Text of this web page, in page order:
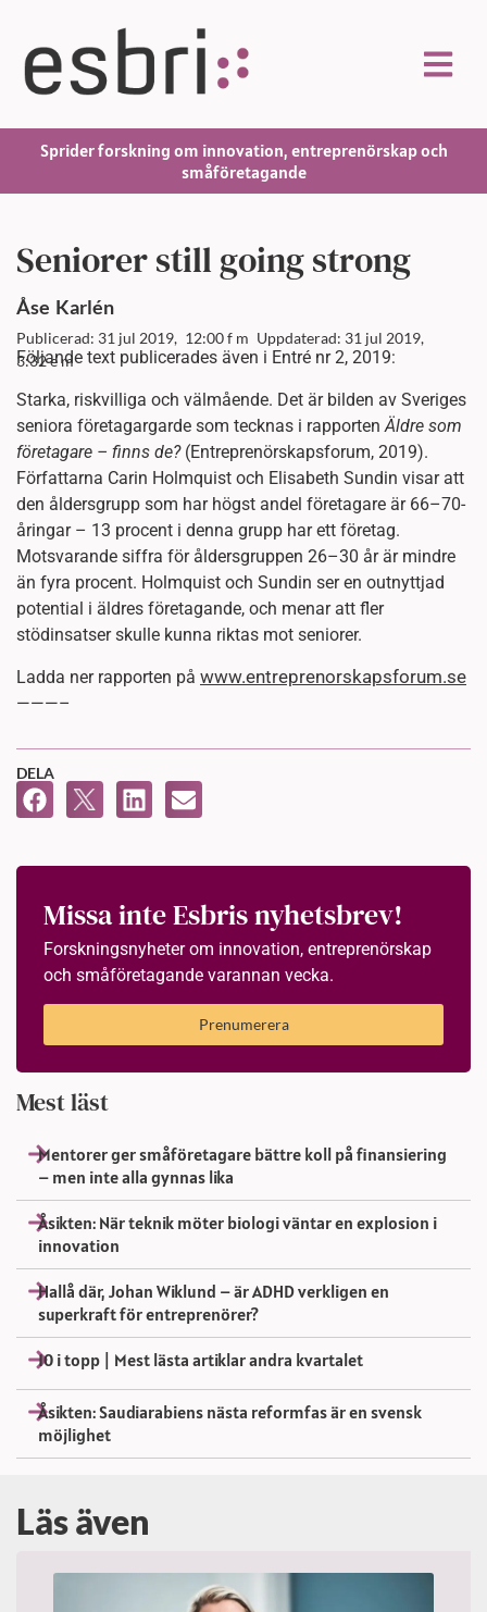
Sprider forskning om innovation, entreprenörskap och
småföretagande
Seniorer still going strong
Åse Karlén
Publicerad: 31 jul 2019, 12:00 f m Uppdaterad: 31 jul 2019,
3:32 e m
Följande text publicerades även i Entré nr 2, 2019:
Starka, riskvilliga och välmående. Det är bilden av Sveriges
seniora företagargarde som tecknas i rapporten Äldre som
företagare – finns de?(Entreprenörskapsforum, 2019).
Författarna Carin Holmquist och Elisabeth Sundin visar att
den åldersgrupp som har högst andel företagare är 66–70-
åringar – 13 procent i denna grupp har ett företag.
Motsvarande siffra för åldersgruppen 26–30 år är mindre
än fyra procent. Holmquist och Sundin ser en outnyttjad
potential i äldres företagande, och menar att fler
stödinsatser skulle kunna riktas mot seniorer.
Ladda ner rapporten på www.entreprenorskapsforum.se
———–
DELA
Missa inte Esbris nyhetsbrev!
Forskningsnyheter om innovation, entreprenörskap
och småföretagande varannan vecka.
Prenumerera
Mest läst
Mentorer ger småföretagare bättre koll på finansiering
– men inte alla gynnas lika
Åsikten: När teknik möter biologi väntar en explosion i
innovation
Hallå där, Johan Wiklund – är ADHD verkligen en
superkraft för entreprenörer?
10 i topp | Mest lästa artiklar andra kvartalet
Åsikten: Saudiarabiens nästa reformfas är en svensk
möjlighet
Läs även